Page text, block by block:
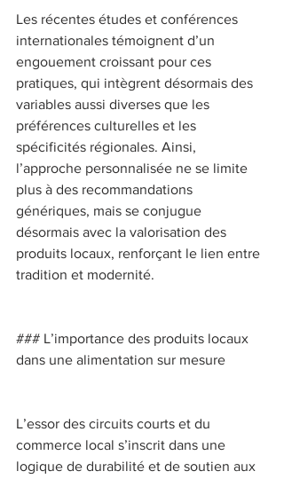
Les récentes études et conférences
internationales témoignent d’un
engouement croissant pour ces
pratiques, qui intègrent désormais des
variables aussi diverses que les
préférences culturelles et les
spécificités régionales. Ainsi,
l’approche personnalisée ne se limite
plus à des recommandations
génériques, mais se conjugue
désormais avec la valorisation des
produits locaux, renforçant le lien entre
tradition et modernité.
### L’importance des produits locaux
dans une alimentation sur mesure
L’essor des circuits courts et du
commerce local s’inscrit dans une
logique de durabilité et de soutien aux